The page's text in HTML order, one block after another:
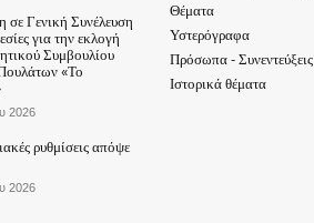
σε Γενική Συνέλευση
για την εκλογή
Συμβουλίου
«Το
2026
ρυθμίσεις απόψε
2026
Θέματα
Υστερόγραφα
Πρόσωπα - Συνεντεύξεις
Ιστορικά θέματα